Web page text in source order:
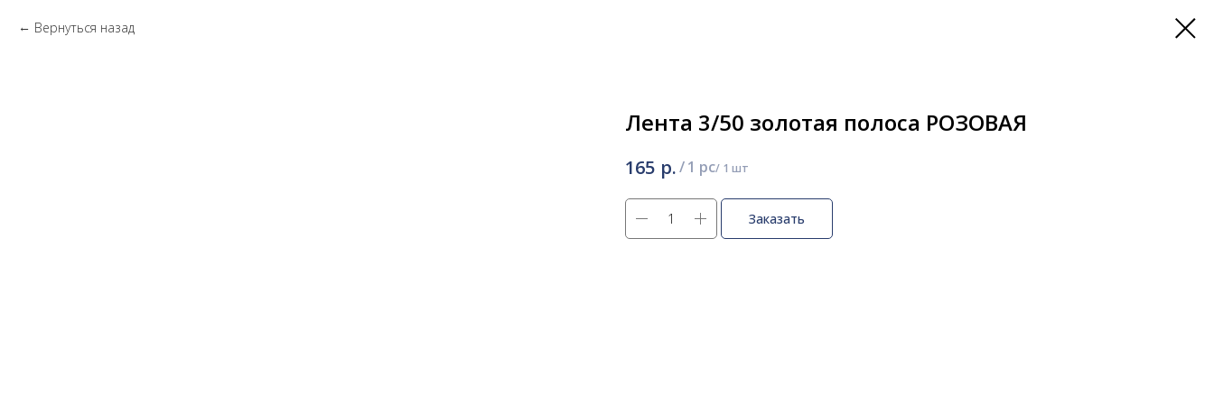
Вернуться назад
Лента 3/50 золотая полоса РОЗОВАЯ
165 р./1 pc
Заказать